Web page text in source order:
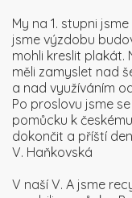
My na 1. stupni
jsme výzdobu
mohli kreslit plakát.
měli zamyslet nad
a nad využíváním
Po proslovu jsme
pomůcku k
dokončit a příští
V. Haňkovská
V naší V. A jsme